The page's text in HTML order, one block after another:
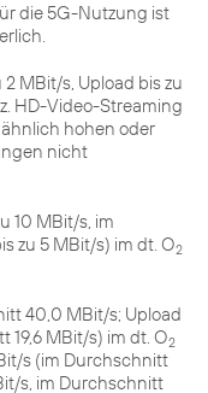
die 5G-Nutzung ist
MBit/s, Upload bis zu
HD-Video-Streaming
hohen oder
nicht
10 MBit/s, im
zu 5 MBit/s) im dt. O2
40,0 MBit/s; Upload
19,6 MBit/s) im dt. O2
s (im Durchschnitt
s, im Durchschnitt